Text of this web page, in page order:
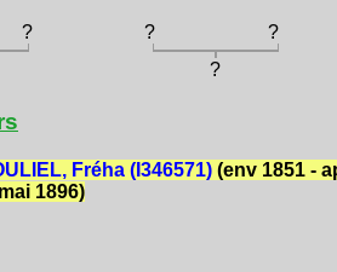
? ?
?
?
Fréha (I346571)(env 1851 -
1896)